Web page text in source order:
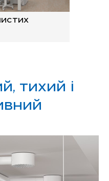
тихий і